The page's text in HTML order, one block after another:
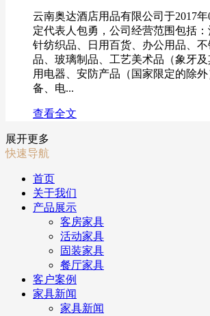
云南奥达酒店用品有限公司于2017
定代表人包勇，公司经营范围包括：
针纺织品、日用百货、办公用品、不
品、玻璃制品、工艺美术品（象牙
用电器、安防产品（国家限定的除
备、电...
查看全文
展开更多
快速导航
首页
关于我们
产品展示
客房家具
活动家具
固装家具
餐厅家具
客户案例
家具新闻
家具新闻